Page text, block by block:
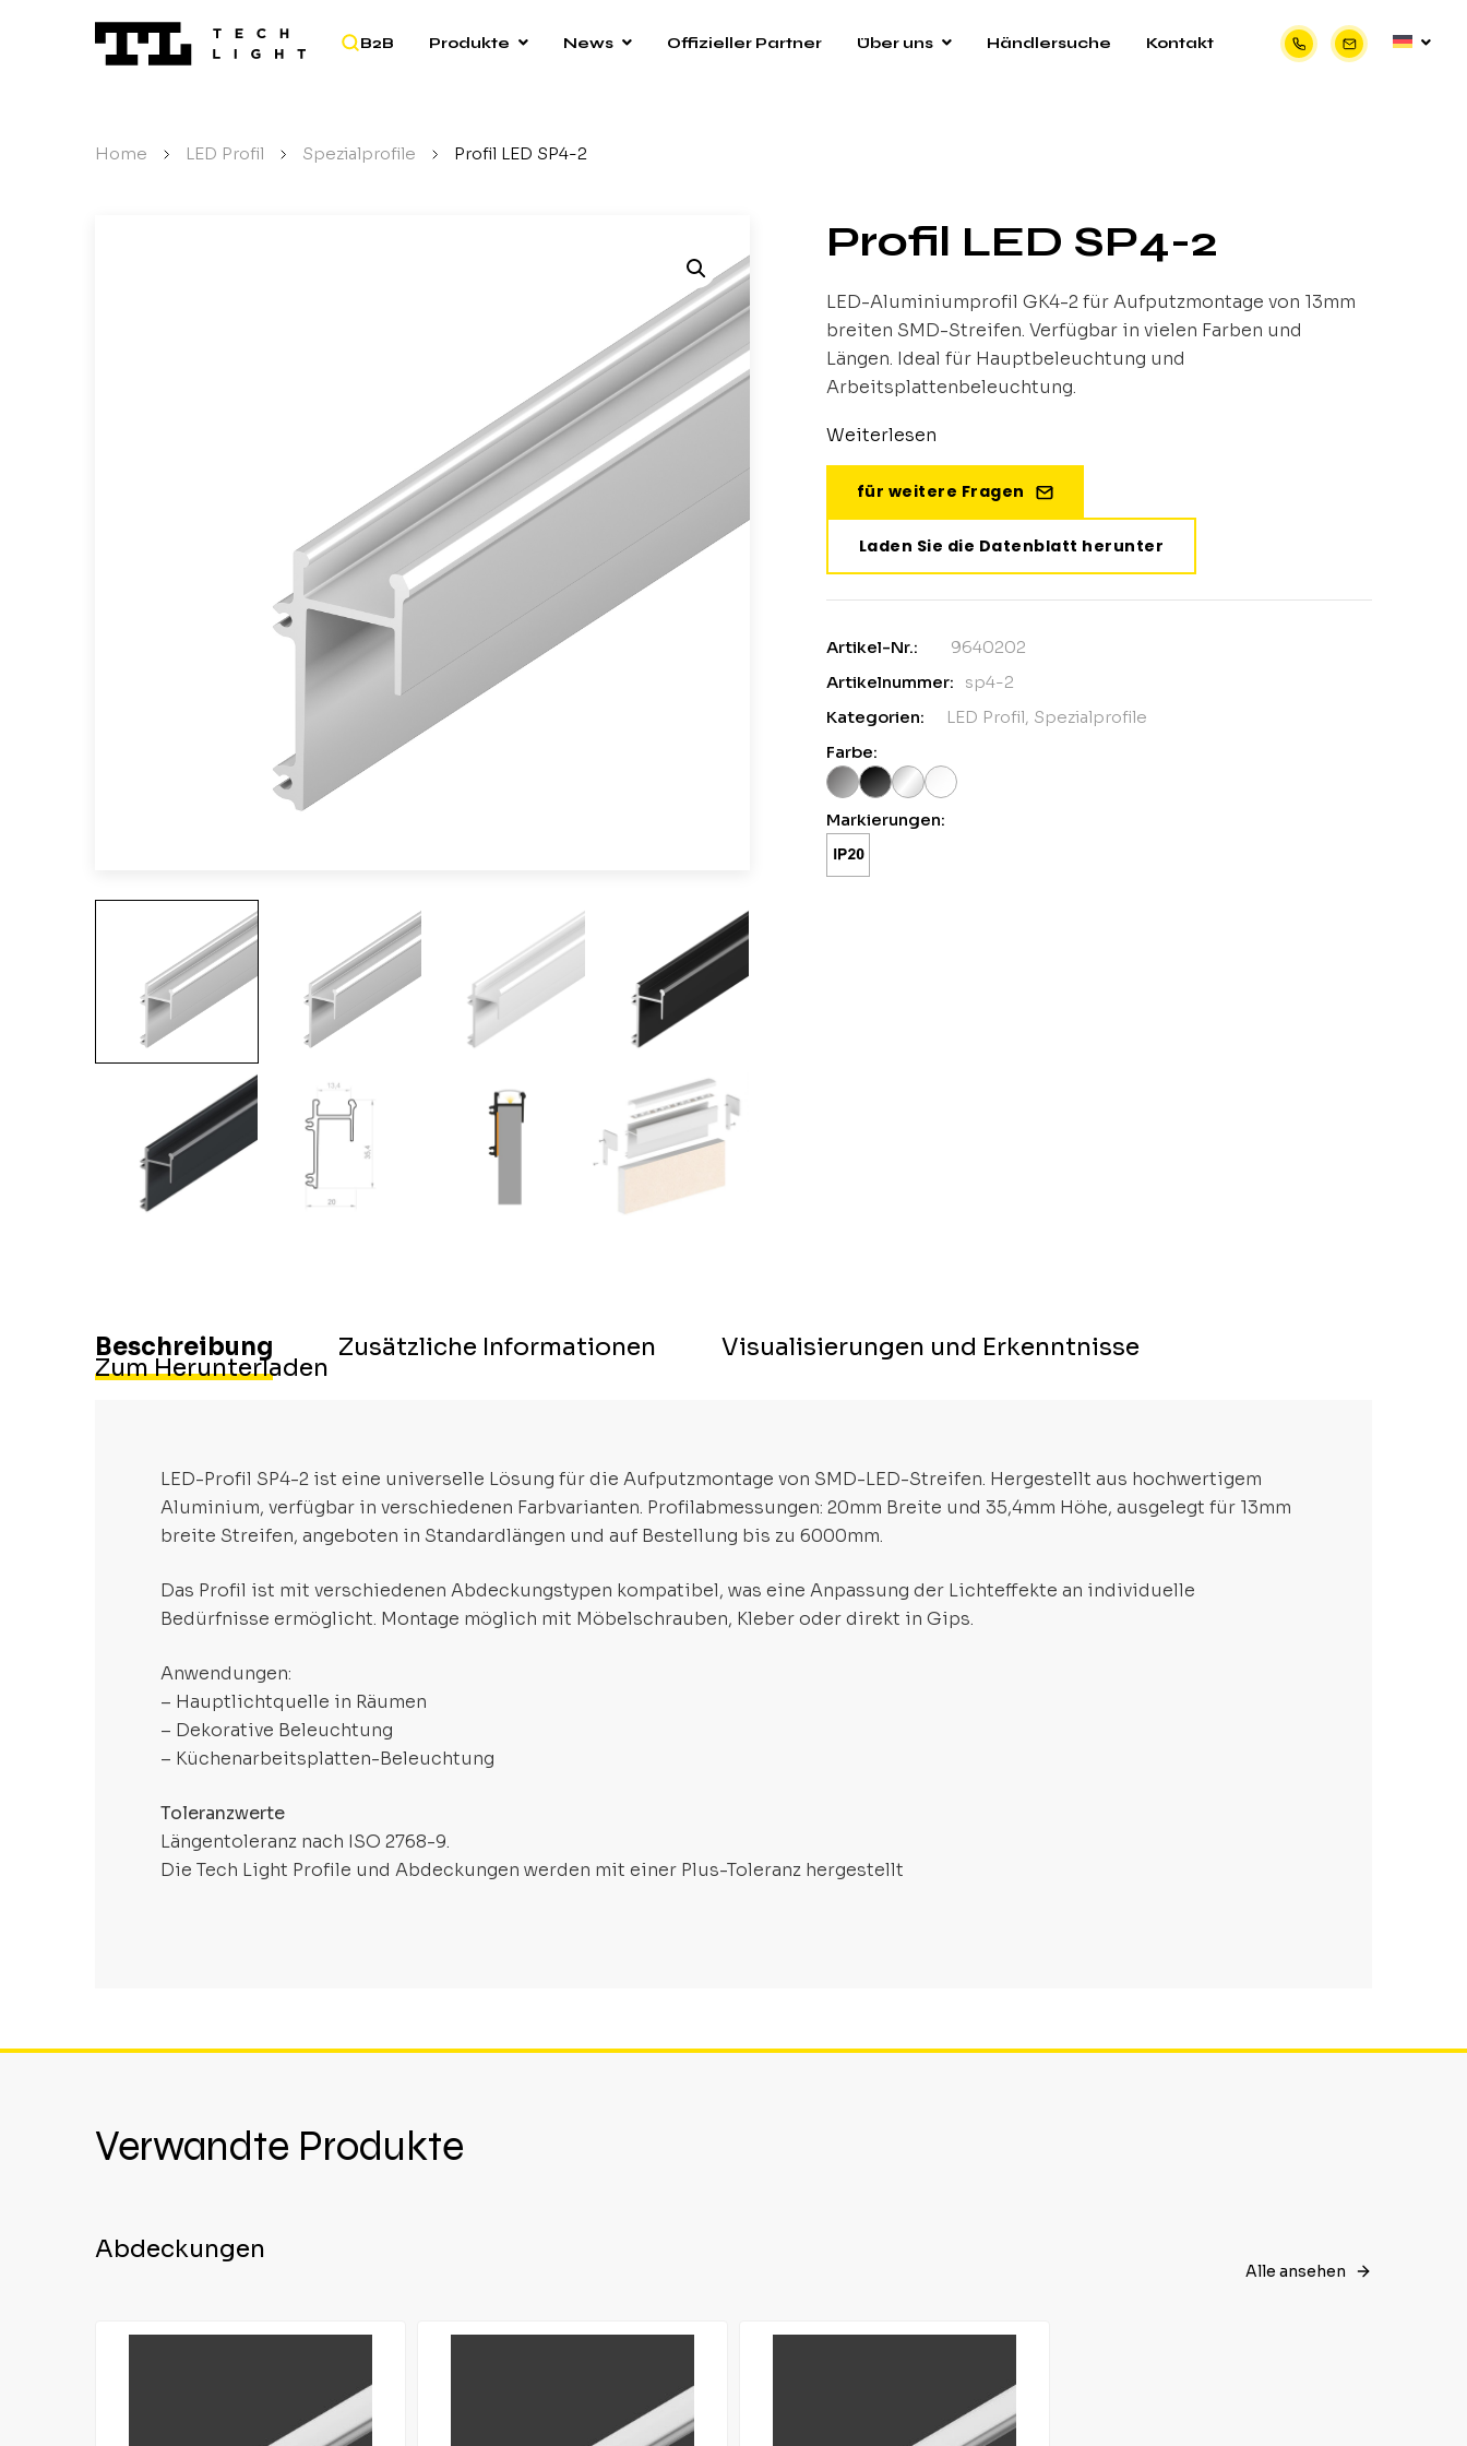
B2B Produkte News Offizieller Partner Über uns Händlersuche Kontakt
Home / LED Profil / Spezialprofile / Profil LED SP4-2
Profil LED SP4-2
LED-Aluminiumprofil GK4-2 für Aufputzmontage von 13mm
breiten SMD-Streifen. Verfügbar in vielen Farben und
Längen. Ideal für Hauptbeleuchtung und
Arbeitsplattenbeleuchtung.
Weiterlesen
für weitere Fragen
Laden Sie die Datenblatt herunter
Artikel-Nr.:
9640202
Artikelnummer:
sp4-2
Kategorien:
LED Profil, Spezialprofile
Farbe:
Markierungen:
Beschreibung Zusätzliche Informationen Visualisierungen und Erkenntnisse
Zum Herunterladen
LED-Profil SP4-2 ist eine universelle Lösung für die Aufputzmontage von SMD-LED-Streifen. Hergestellt aus hochwertigem
Aluminium, verfügbar in verschiedenen Farbvarianten. Profilabmessungen: 20mm Breite und 35,4mm Höhe, ausgelegt für 13mm
breite Streifen, angeboten in Standardlängen und auf Bestellung bis zu 6000mm.
Das Profil ist mit verschiedenen Abdeckungstypen kompatibel, was eine Anpassung der Lichteffekte an individuelle
Bedürfnisse ermöglicht. Montage möglich mit Möbelschrauben, Kleber oder direkt in Gips.
Anwendungen:
– Hauptlichtquelle in Räumen
– Dekorative Beleuchtung
– Küchenarbeitsplatten-Beleuchtung
Toleranzwerte
Längentoleranz nach ISO 2768-9.
Die Tech Light Profile und Abdeckungen werden mit einer Plus-Toleranz hergestellt
Verwandte Produkte
Abdeckungen
Alle ansehen